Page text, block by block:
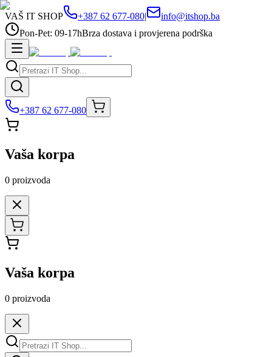
VAŠ IT SHOP +387 62 677-080|
info@itshop.ba
Pon-Pet: 09-17hBrza dostava i provjerena podrška
+387 62 677-080
Vaša korpa
0 proizvoda
Vaša korpa
0 proizvoda